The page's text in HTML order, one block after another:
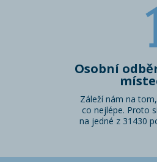
Osobní
Záleží nám na
co nejlépe. Proto
na jedné z 31430